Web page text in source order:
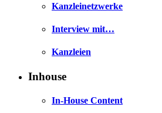
Kanzleinetzwerke
Interview mit…
Kanzleien
Inhouse
In-House Content